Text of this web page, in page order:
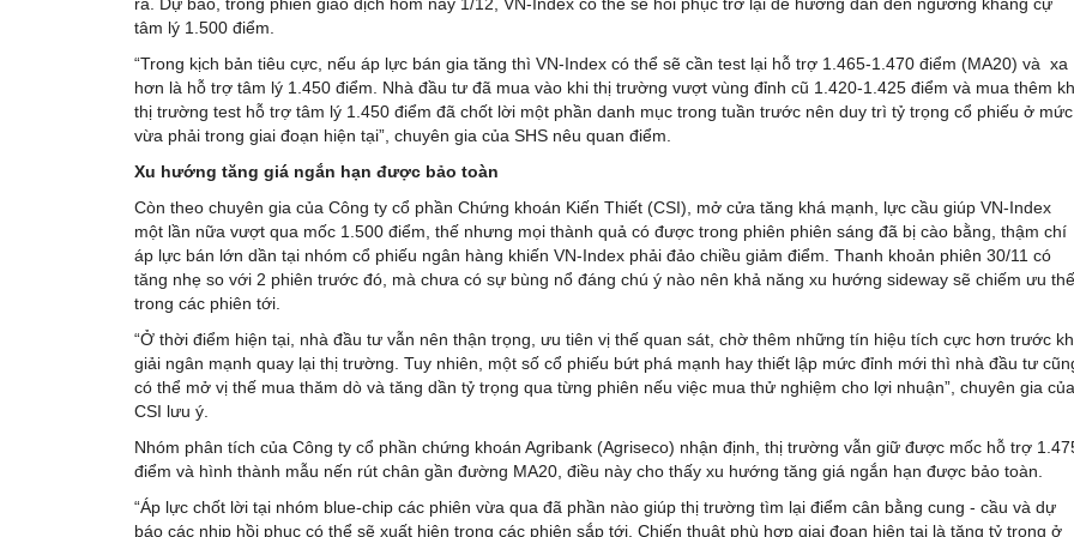
ra. Dự báo, trong phiên giao dịch hôm nay 1/12, VN-Index có thể sẽ hồi phục trở lại để hướng dần đến ngưỡng kháng cự
tâm lý 1.500 điểm.
“Trong kịch bản tiêu cực, nếu áp lực bán gia tăng thì VN-Index có thể sẽ cần test lại hỗ trợ 1.465-1.470 điểm (MA20) và xa
hơn là hỗ trợ tâm lý 1.450 điểm. Nhà đầu tư đã mua vào khi thị trường vượt vùng đỉnh cũ 1.420-1.425 điểm và mua thêm
thị trường test hỗ trợ tâm lý 1.450 điểm đã chốt lời một phần danh mục trong tuần trước nên duy trì tỷ trọng cổ phiếu ở mức
vừa phải trong giai đoạn hiện tại”, chuyên gia của SHS nêu quan điểm.
Xu hướng tăng giá ngắn hạn được bảo toàn
Còn theo chuyên gia của Công ty cổ phần Chứng khoán Kiến Thiết (CSI), mở cửa tăng khá mạnh, lực cầu giúp VN-Index
một lần nữa vượt qua mốc 1.500 điểm, thế nhưng mọi thành quả có được trong phiên phiên sáng đã bị cào bằng, thậm chí
áp lực bán lớn dần tại nhóm cổ phiếu ngân hàng khiến VN-Index phải đảo chiều giảm điểm. Thanh khoản phiên 30/11 có
tăng nhẹ so với 2 phiên trước đó, mà chưa có sự bùng nổ đáng chú ý nào nên khả năng xu hướng sideway sẽ chiếm ưu thế
trong các phiên tới.
“Ở thời điểm hiện tại, nhà đầu tư vẫn nên thận trọng, ưu tiên vị thế quan sát, chờ thêm những tín hiệu tích cực hơn trước
giải ngân mạnh quay lại thị trường. Tuy nhiên, một số cổ phiếu bứt phá mạnh hay thiết lập mức đỉnh mới thì nhà đầu tư
có thể mở vị thế mua thăm dò và tăng dần tỷ trọng qua từng phiên nếu việc mua thử nghiệm cho lợi nhuận”, chuyên gia của
CSI lưu ý.
Nhóm phân tích của Công ty cổ phần chứng khoán Agribank (Agriseco) nhận định, thị trường vẫn giữ được mốc hỗ trợ
điểm và hình thành mẫu nến rút chân gần đường MA20, điều này cho thấy xu hướng tăng giá ngắn hạn được bảo toàn.
“Áp lực chốt lời tại nhóm blue-chip các phiên vừa qua đã phần nào giúp thị trường tìm lại điểm cân bằng cung - cầu và dự
báo các nhịp hồi phục có thể sẽ xuất hiện trong các phiên sắp tới. Chiến thuật phù hợp giai đoạn hiện tại là tăng tỷ trọng ở